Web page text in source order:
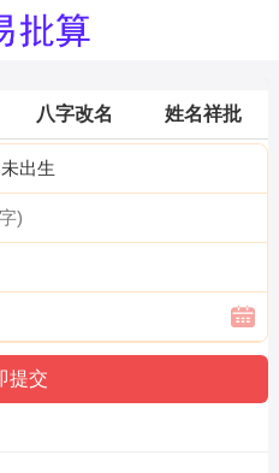
八字改名 姓名祥批
未出生